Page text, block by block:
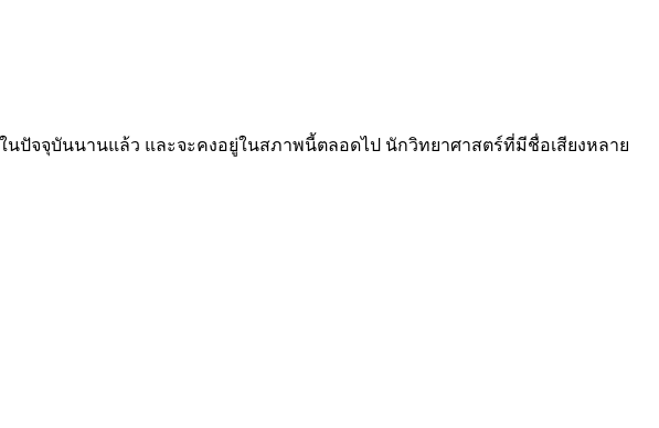
ปัจจุบันนานแล้ว และจะคงอยู่ในสภาพนี้ตลอดไป นักวิทยาศาสตร์ที่มีชื่อเสียงหลาย